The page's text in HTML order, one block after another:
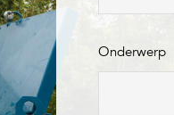
Onderwerp